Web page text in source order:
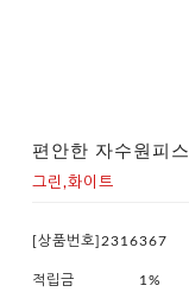
편안한 자수원피스
그린,화이트
[상품번호]2316367
적립금 1%